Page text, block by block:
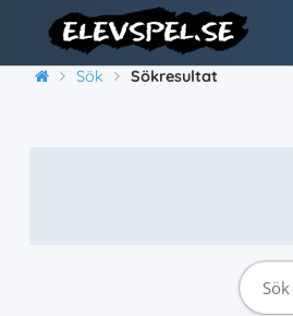
Sök Sökresultat